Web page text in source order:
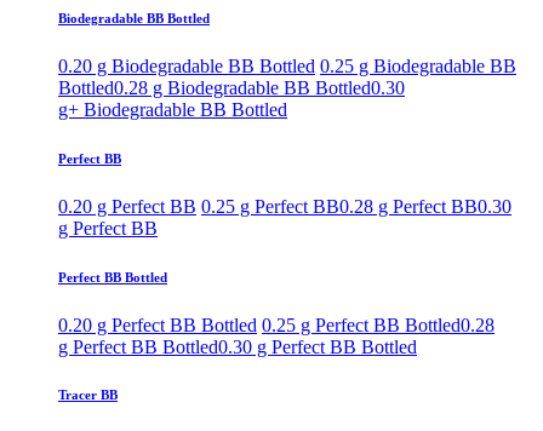
Biodegradable BB Bottled
0.20 g Biodegradable BB Bottled 0.25 g Biodegradable BB
Bottled0.28 g Biodegradable BB Bottled0.30
g+ Biodegradable BB Bottled
Perfect BB
0.20 g Perfect BB 0.25 g Perfect BB0.28 g Perfect BB0.30
g Perfect BB
Perfect BB Bottled
0.20 g Perfect BB Bottled 0.25 g Perfect BB Bottled0.28
g Perfect BB Bottled0.30 g Perfect BB Bottled
Tracer BB